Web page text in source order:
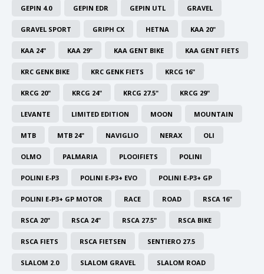
GRIPH CX - CYCLOCROSS
GEPIN 4.0 GEPIN EDR GEPIN UTL GRAVEL
GRAVEL SPORT GRIPH CX HETNA KAA 20"
KAA 24" KAA 29" KAA GENT BIKE KAA GENT FIETS
KRC GENK BIKE KRC GENK FIETS KRCG 16"
KRCG 20" KRCG 24" KRCG 27.5" KRCG 29"
LEVANTE LIMITED EDITION MOON MOUNTAIN
MTB MTB 24" NAVIGLIO NERAX OLI
OLMO PALMARIA PLOOIFIETS POLINI
POLINI E-P3 POLINI E-P3+ EVO POLINI E-P3+ GP
POLINI E-P3+ GP MOTOR RACE ROAD RSCA 16"
RSCA 20" RSCA 24" RSCA 27.5" RSCA BIKE
RSCA FIETS RSCA FIETSEN SENTIERO 27.5
SLALOM 2.0 SLALOM GRAVEL SLALOM ROAD